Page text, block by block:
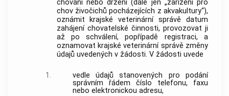
chováni nebo drženi (dále jen „zařízení pro
chov živočichů pocházejících z akvakultury“),
oznámit krajské veterinární správě datum
zahájení chovatelské činnosti, provozovat ji
až po schválení, popřípadě registraci, a
oznamovat krajské veterinární správě změny
údajů uvedených v žádosti. V žádosti uvede
1.
vedle údajů stanovených pro podání
správním řádem číslo telefonu, faxu
nebo elektronickou adresu,